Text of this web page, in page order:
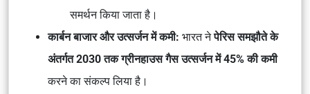
समर्थन किया जाता है।
कार्बन बाजार और उत्सर्जन में कमी: भारत नेपेरिस समझौते के
अंतर्गत 2030 तक ग्रीनहाउस गैस उत्सर्जन में 45% की कमी
करने का संकल्प लिया है।